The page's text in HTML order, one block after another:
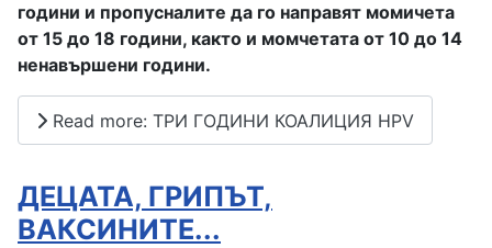
години и пропусналите да го направят момичета
от 15 до 18 години, както и момчетата от 10 до 14
ненавършени години.
Read more: ТРИ ГОДИНИ КОАЛИЦИЯ HPV
ДЕЦАТА, ГРИПЪТ,
ВАКСИНИТЕ...